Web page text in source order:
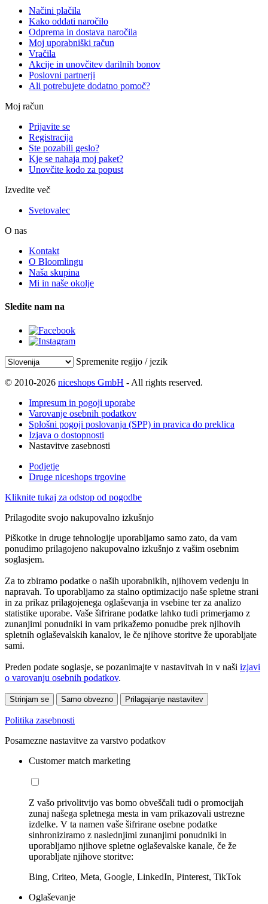
Načini plačila
Kako oddati naročilo
Odprema in dostava naročila
Moj uporabniški račun
Vračila
Akcije in unovčitev darilnih bonov
Poslovni partnerji
Ali potrebujete dodatno pomoč?
Moj račun
Prijavite se
Registracija
Ste pozabili geslo?
Kje se nahaja moj paket?
Unovčite kodo za popust
Izvedite več
Svetovalec
O nas
Kontakt
O Bloomlingu
Naša skupina
Mi in naše okolje
Sledite nam na
Spremenite regijo / jezik
© 2010-2026 niceshops GmbH - All rights reserved.
Impresum in pogoji uporabe
Varovanje osebnih podatkov
Splošni pogoji poslovanja (SPP) in pravica do preklica
Izjava o dostopnosti
Nastavitve zasebnosti
Podjetje
Druge niceshops trgovine
Kliknite tukaj za odstop od pogodbe
Prilagodite svojo nakupovalno izkušnjo
Piškotke in druge tehnologije uporabljamo samo zato, da vam
ponudimo prilagojeno nakupovalno izkušnjo z vašim osebnim
soglasjem.
Za to zbiramo podatke o naših uporabnikih, njihovem vedenju in
napravah. To uporabljamo za stalno optimizacijo naše spletne strani
in za prikaz prilagojenega oglaševanja in vsebine ter za analizo
statistike uporabe. Vaše šifrirane podatke lahko tudi primerjamo z
zunanjimi ponudniki in vam prikažemo ponudbe prek njihovih
spletnih oglaševalskih kanalov, le če njihove storitve že uporabljate
sami.
Preden podate soglasje, se pozanimajte v nastavitvah in v naši izjavi
o varovanju osebnih podatkov.
Strinjam se Samo obvezno Prilagajanje nastavitev
Politika zasebnosti
Posamezne nastavitve za varstvo podatkov
Customer match marketing
Z vašo privolitvijo vas bomo obveščali tudi o promocijah
zunaj našega spletnega mesta in vam prikazovali ustrezne
izdelke. V ta namen vaše šifrirane osebne podatke
sinhroniziramo z naslednjimi zunanjimi ponudniki in
uporabljamo njihove spletne oglaševalske kanale, če že
uporabljate njihove storitve:
Bing, Criteo, Meta, Google, LinkedIn, Pinterest, TikTok
Oglaševanje